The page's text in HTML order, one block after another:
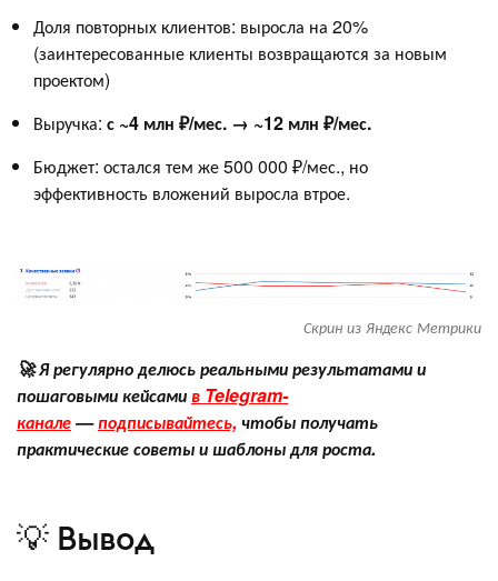
Доля повторных клиентов: выросла на 20%
(заинтересованные клиенты возвращаются за новым
проектом)
Выручка: с ~4 млн ₽/мес. → ~12 млн ₽/мес.
Бюджет: остался тем же 500 000 ₽/мес., но
эффективность вложений выросла втрое.
Скрин из Яндекс Метрики
🚀 Я регулярно делюсь реальными результатами и
пошаговыми кейсамив Telegram-
канале—подписывайтесь,чтобы получать
практические советы и шаблоны для роста.
💡 Вывод